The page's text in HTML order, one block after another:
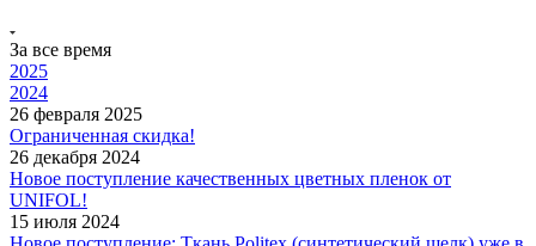
За все время
2025
2024
26 февраля 2025
Ограниченная скидка!
26 декабря 2024
Новое поступление качественных цветных пленок от
UNIFOL!
15 июля 2024